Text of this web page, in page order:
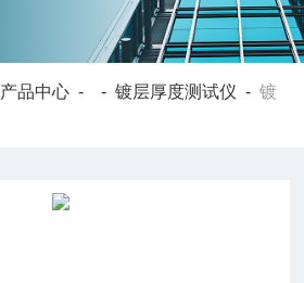
产品中心 - -镀层厚度测试仪 -镀